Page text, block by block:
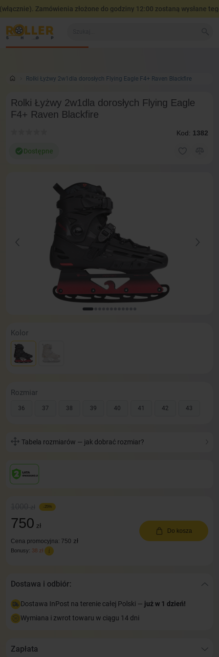
Zamówienia złożone do godziny 12:00 zostaną wysłane tego
Rolki Łyżwy 2w1dla dorosłych Flying Eagle F4+ Raven Blackfire
Wszystko o produkcie
Rolki Łyżwy 2w1dla dorosłych Flying Eagle
F4+ Raven Blackfire
Dostępne
Kod: 1382
Kolor
Rozmiar
36 37 38 39 40 41 42 43
Tabela rozmiarów — jak dobrać rozmiar?
-25%
750 zł
Cena promocyjna: 750 zł
Bonusy: 38 zł
Do kosza
Dostawa i odbiór:
Dostawa InPost na terenie całej Polski — już w 1 dzień!
Wymiana i zwrot towaru w ciągu 14 dni
Zapłata